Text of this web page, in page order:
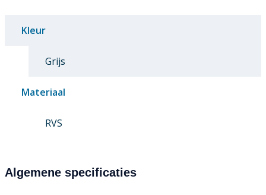
Kleur
Grijs
Materiaal
RVS
Algemene specificaties